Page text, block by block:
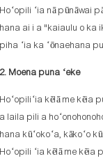
Hoʻopili ʻia nā pūnāwai
hana ai i a "kaiaulu o ka
piha ʻia ka ʻōnaehana
2. Moena puna ʻeke
Hoʻopiliʻia kēlā me kēia
a laila pili a
hana kūʻokoʻa, kākoʻo
Hoʻopili ʻia kēlā me kēia